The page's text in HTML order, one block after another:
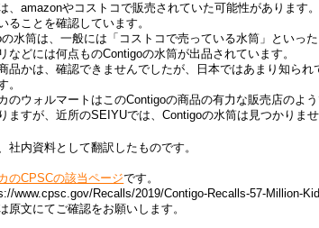
、amazonやコストコで販売されていた可能性があります
ることを確認しています。
水筒は、一般には「コストコで売っている水筒」といった
などには何点ものContigoの水筒が出品されています。
品かは、確認できませんでしたが、日本ではあまり知ら
。
のウォルマートはこのContigoの商品の有力な販売店のよ
ますが、近所のSEIYUでは、Contigoの水筒は見つかりませ
社内資料として翻訳したものです。
のCPSCの該当ページです。
www.cpsc.gov/Recalls/2019/Contigo-Recalls-57-Million-
原文にてご確認をお願いします。